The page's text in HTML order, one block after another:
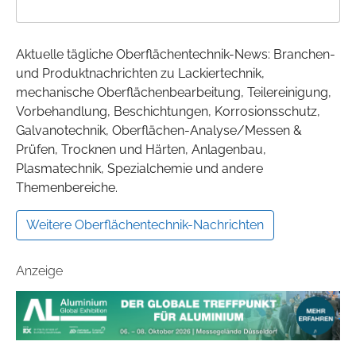
Aktuelle tägliche Oberflächentechnik-News: Branchen-
und Produktnachrichten zu Lackiertechnik,
mechanische Oberflächenbearbeitung, Teilereinigung,
Vorbehandlung, Beschichtungen, Korrosionsschutz,
Galvanotechnik, Oberflächen-Analyse/Messen &
Prüfen, Trocknen und Härten, Anlagenbau,
Plasmatechnik, Spezialchemie und andere
Themenbereiche.
Weitere Oberflächentechnik-Nachrichten
Anzeige